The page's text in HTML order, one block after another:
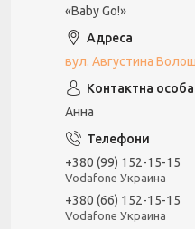
«Baby Go!»
вул. Августина
Анна
+380 (99) 152-15-15
Vodafone Украина
+380 (66) 152-15-15
Vodafone Украина